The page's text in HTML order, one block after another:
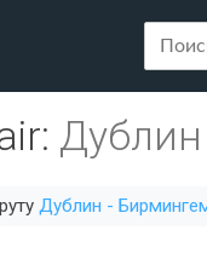
: Дублин
Дублин -